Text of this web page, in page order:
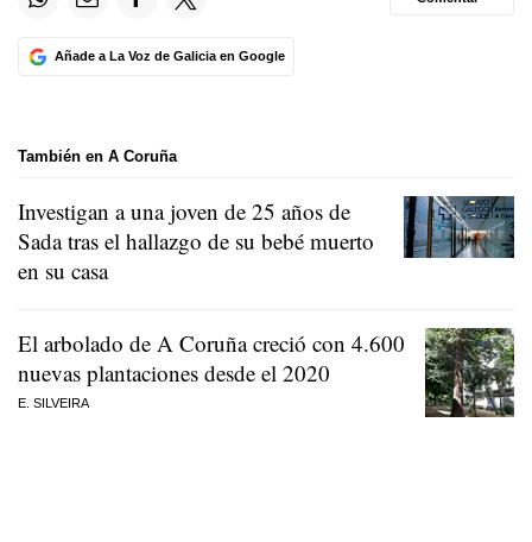
Añade a La Voz de Galicia en Google
También en A Coruña
Investigan a una joven de 25 años de
Sada tras el hallazgo de su bebé muerto
en su casa
El arbolado de A Coruña creció con 4.600
nuevas plantaciones desde el 2020
E. SILVEIRA